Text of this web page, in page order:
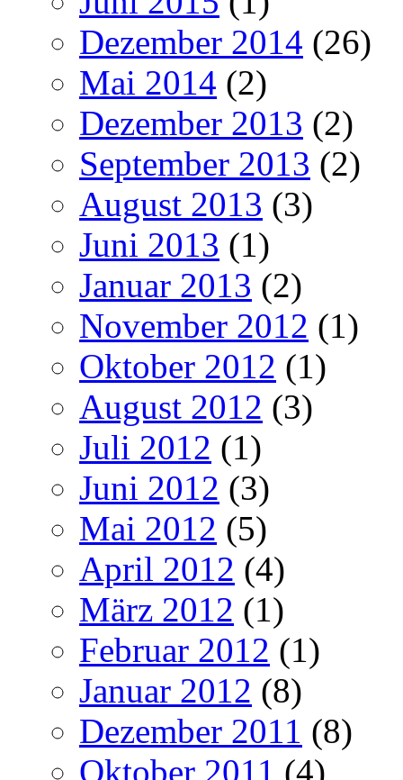
Dezember 2014 (26)
Mai 2014 (2)
Dezember 2013 (2)
September 2013 (2)
August 2013 (3)
Juni 2013 (1)
Januar 2013 (2)
November 2012 (1)
Oktober 2012 (1)
August 2012 (3)
Juli 2012 (1)
Juni 2012 (3)
Mai 2012 (5)
April 2012 (4)
März 2012 (1)
Februar 2012 (1)
Januar 2012 (8)
Dezember 2011 (8)
Oktober 2011 (4)